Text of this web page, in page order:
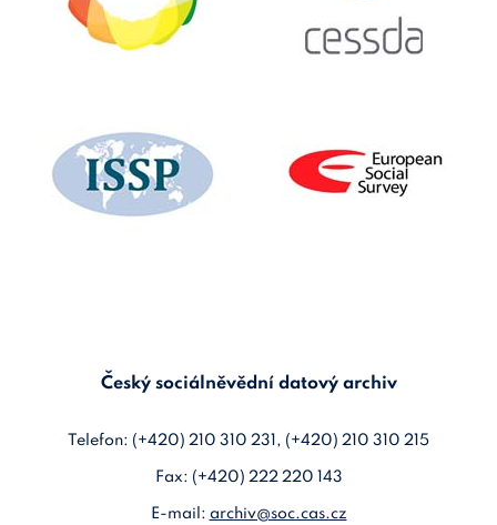
Český sociálněvědní datový archiv
Telefon: (+420) 210 310 231, (+420) 210 310 215
Fax: (+420) 222 220 143
E-mail: archiv@soc.cas.cz